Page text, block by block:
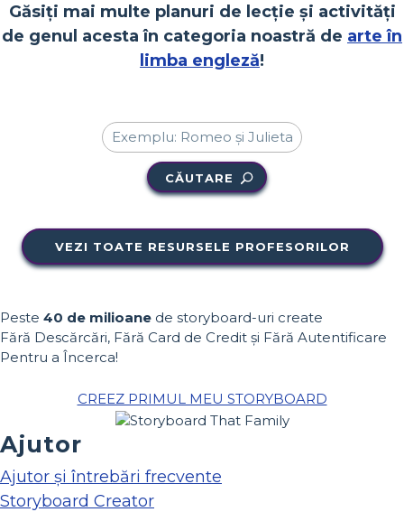
Găsiți mai multe planuri de lecție și activități
de genul acesta în categoria noastră de arte în
limba engleză!
CĂUTARE
VEZI TOATE RESURSELE PROFESORILOR
Peste 40 de milioane de storyboard-uri create
Fără Descărcări, Fără Card de Credit și Fără Autentificare
Pentru a Încerca!
CREEZ PRIMUL MEU STORYBOARD
Ajutor
Ajutor și întrebări frecvente
Storyboard Creator